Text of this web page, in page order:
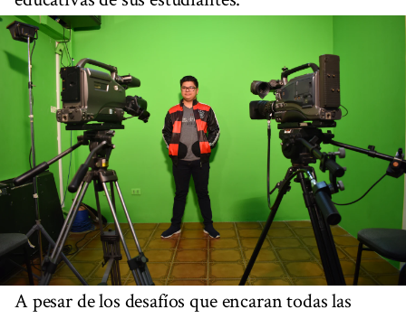
A pesar de los desafíos que encaran todas las